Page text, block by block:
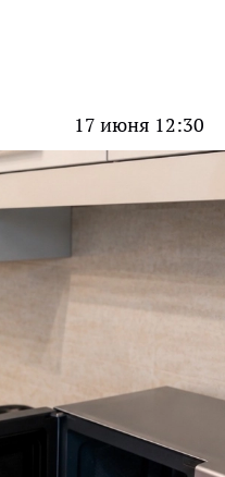
17 июня 12:30